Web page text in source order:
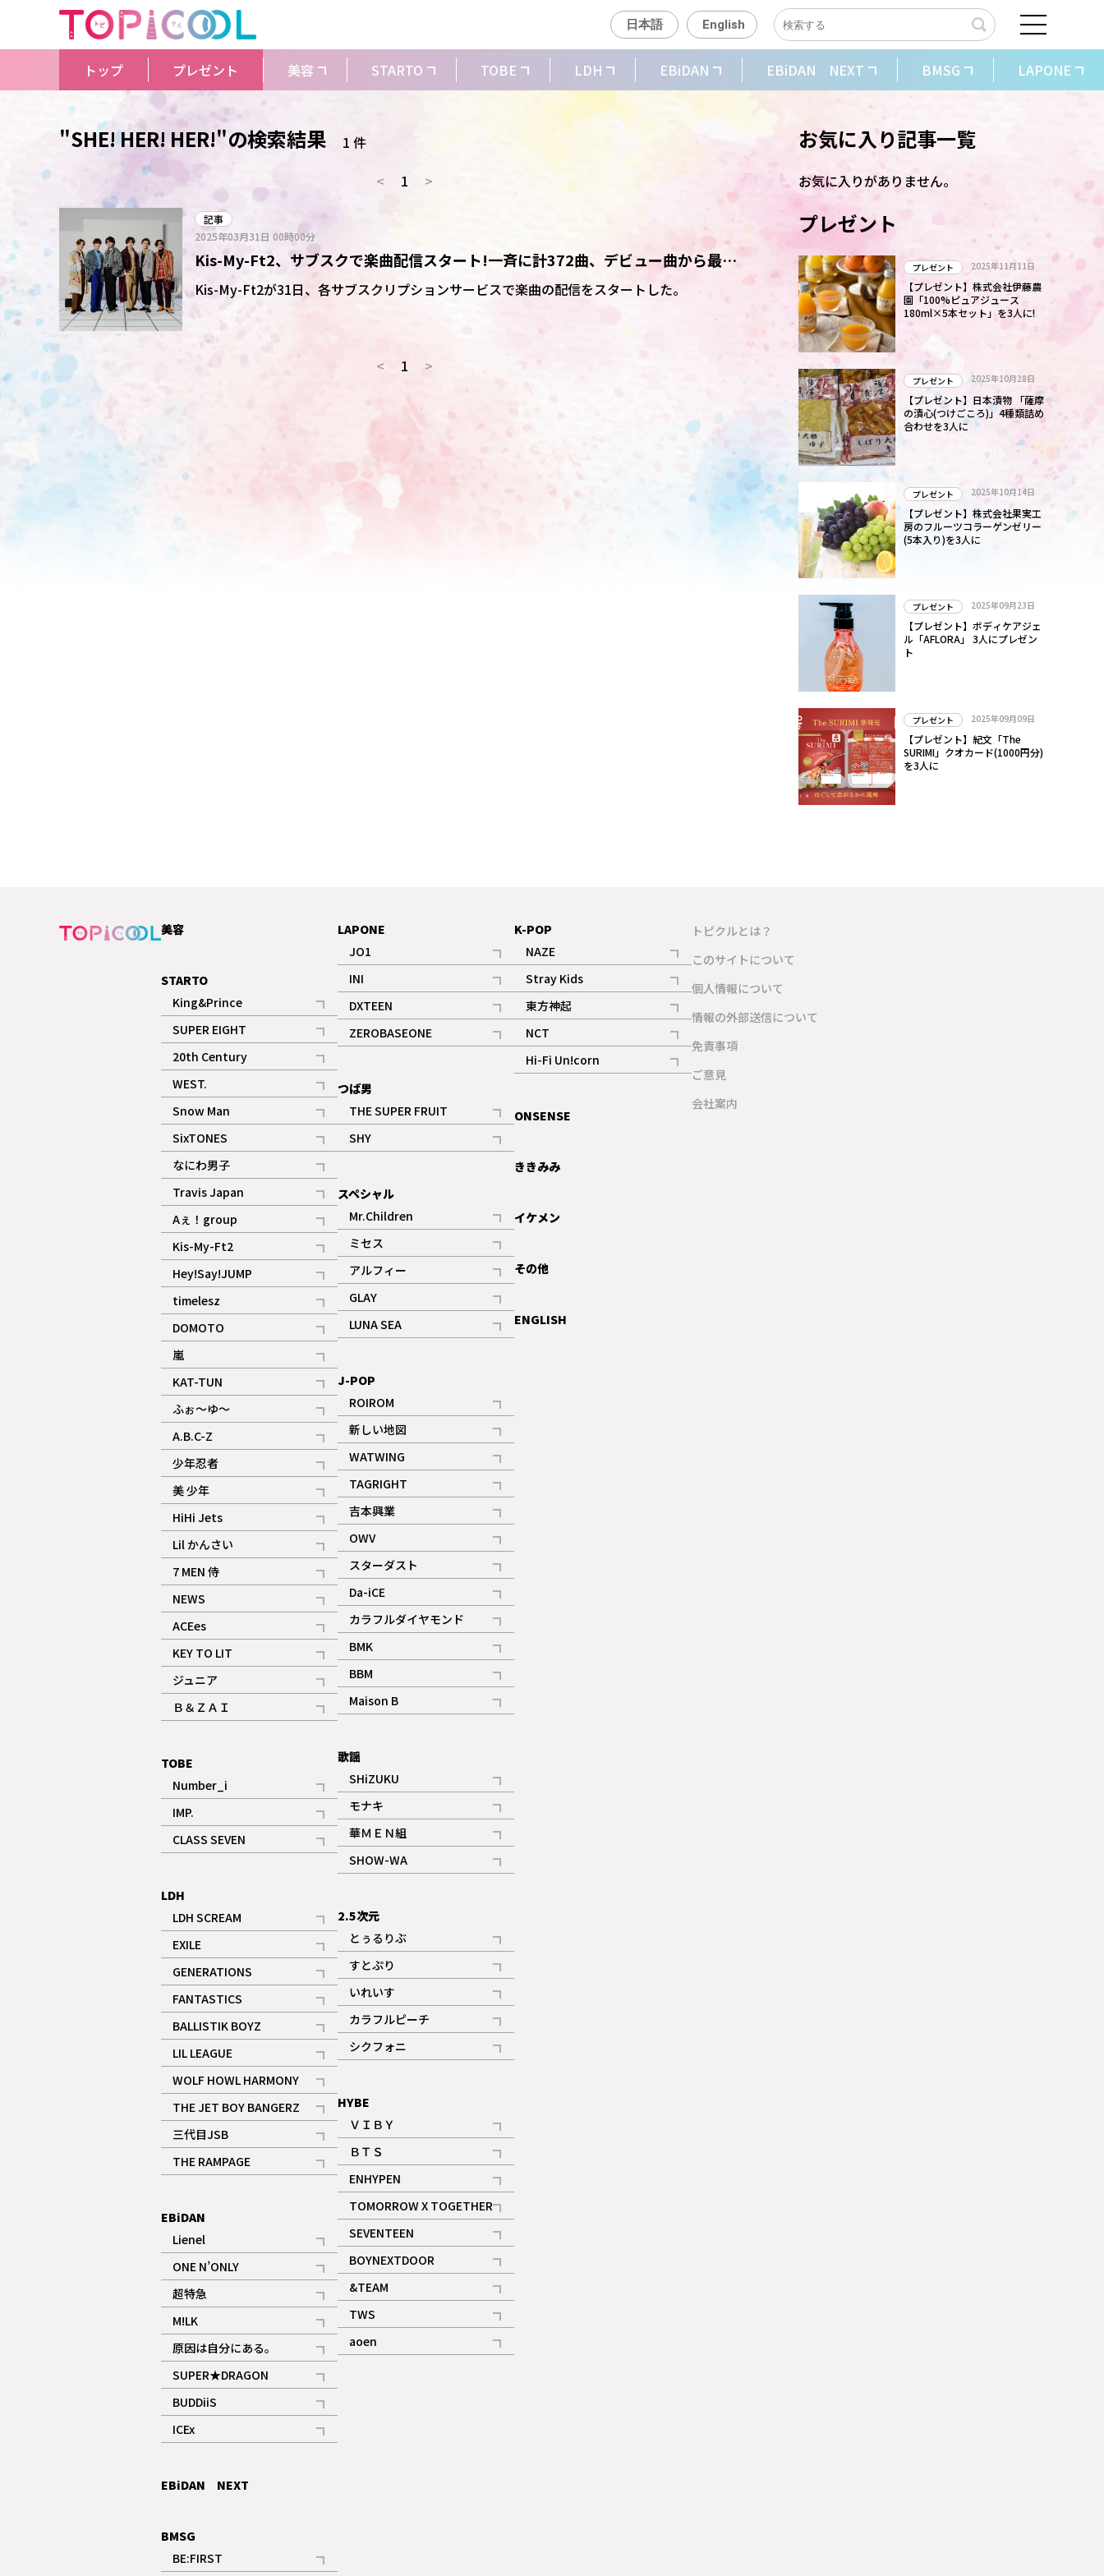
日本語 English
トップ プレゼント 美容 STARTO TOBE LDH EBiDAN EBiDAN NEXT BMSG LAPONE
"SHE! HER! HER!"の検索結果
1 件
<
1 >
記事
2025年03月31日 00時00分
Kis-My-Ft2、サブスクで楽曲配信スタート!一斉に計372曲、デビュー曲から最新
シングル「Curtain call」まで
Kis-My-Ft2が31日、各サブスクリプションサービスで楽曲の配信をスタートした。
< 1 >
お気に入り記事一覧
お気に入りがありません。
プレゼント
プレゼント 2025年11月11日
【プレゼント】株式会社伊藤農
園「100%ピュアジュース
180ml×5本セット」を3人に!
プレゼント 2025年10月28日
【プレゼント】日本漬物 「薩摩
の漬心(つけごころ)」4種類詰め
合わせを3人に
プレゼント 2025年10月14日
【プレゼント】株式会社果実工
房のフルーツコラーゲンゼリー
(5本入り)を3人に
プレゼント 2025年09月23日
【プレゼント】ボディケアジェ
ル「AFLORA」 3人にプレゼン
ト
プレゼント 2025年09月09日
【プレゼント】紀文「The
SURIMI」クオカード(1000円分)
を3人に
美容
STARTO
King&Prince
記事
SUPER EIGHT
記事
20th Century
記事
WEST.
記事
Snow Man
記事
ギャラリー
SixTONES
記事
ギャラリー
なにわ男子
記事
Travis Japan
記事
Aぇ！group
記事
Kis-My-Ft2
記事
ギャラリー
Hey!Say!JUMP
記事
timelesz
記事
DOMOTO
記事
嵐
記事
KAT-TUN
記事
ふぉ～ゆ～
記事
A.B.C-Z
記事
ギャラリー
少年忍者
記事
美 少年
記事
HiHi Jets
記事
Lil かんさい
記事
7 MEN 侍
記事
NEWS
記事
ACEes
記事
KEY TO LIT
記事
ジュニア
記事
Ｂ＆ＺＡＩ
記事
TOBE
Number_i
記事
IMP.
記事
CLASS SEVEN
記事
LDH
LDH SCREAM
記事
EXILE
記事
GENERATIONS
記事
FANTASTICS
記事
BALLISTIK BOYZ
記事
LIL LEAGUE
記事
WOLF HOWL HARMONY
記事
THE JET BOY BANGERZ
記事
三代目JSB
記事
THE RAMPAGE
記事
EBiDAN
Lienel
記事
ONE N’ONLY
記事
超特急
記事
ギャラリー
M!LK
記事
原因は自分にある。
記事
SUPER★DRAGON
記事
BUDDiiS
記事
ICEx
記事
EBiDAN NEXT
BMSG
BE:FIRST
LAPONE
JO1
記事
ギャラリー
INI
記事
ギャラリー
DXTEEN
記事
ギャラリー
ZEROBASEONE
記事
つば男
THE SUPER FRUIT
記事
ギャラリー
SHY
記事
スペシャル
Mr.Children
記事
ミセス
記事
アルフィー
記事
GLAY
記事
LUNA SEA
記事
J-POP
ROIROM
記事
新しい地図
記事
WATWING
記事
TAGRIGHT
記事
吉本興業
記事
OWV
記事
ギャラリー
スターダスト
記事
Da-iCE
記事
カラフルダイヤモンド
記事
BMK
記事
ギャラリー
BBM
記事
ギャラリー
Maison B
記事
歌謡
SHiZUKU
記事
モナキ
記事
華ＭＥＮ組
記事
SHOW-WA
記事
2.5次元
とぅるりぶ
記事
すとぷり
記事
ギャラリー
いれいす
記事
ギャラリー
カラフルピーチ
記事
シクフォニ
記事
HYBE
ＶＩＢＹ
記事
ＢＴＳ
記事
ENHYPEN
記事
TOMORROW X TOGETHER
記事
ギャラリー
SEVENTEEN
記事
BOYNEXTDOOR
記事
&TEAM
記事
ギャラリー
TWS
記事
aoen
記事
K-POP
NAZE
記事
Stray Kids
記事
東方神起
記事
NCT
記事
Hi-Fi Un!corn
記事
ONSENSE
ききみみ
イケメン
その他
ENGLISH
トピクルとは？
このサイトについて
個人情報について
情報の外部送信について
免責事項
ご意見
会社案内